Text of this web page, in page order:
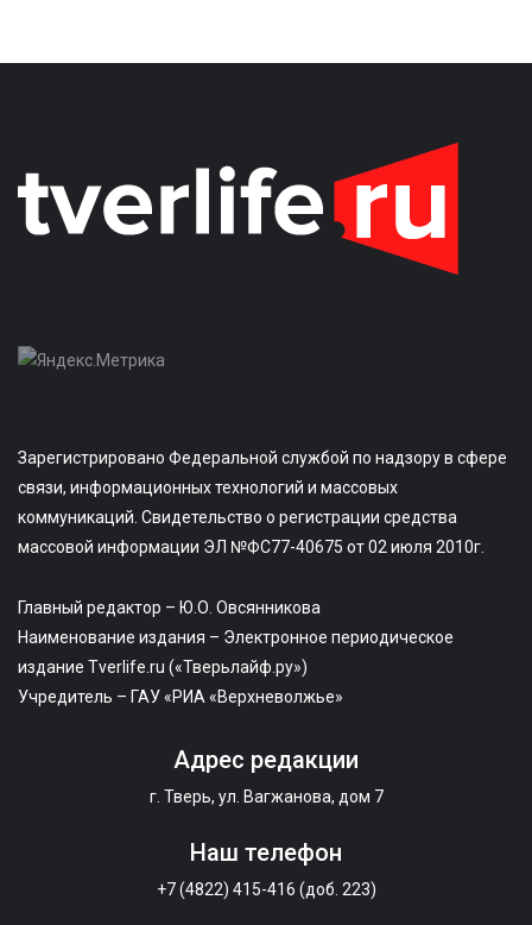
Зарегистрировано Федеральной службой по надзору в сфере
связи, информационных технологий и массовых
коммуникаций. Свидетельство о регистрации средства
массовой информации ЭЛ №ФС77-40675 от 02 июля 2010г.
Главный редактор – Ю.О. Овсянникова
Наименование издания – Электронное периодическое
издание Tverlife.ru («Тверьлайф.ру»)
Учредитель – ГАУ «РИА «Верхневолжье»
Адрес редакции
г. Тверь, ул. Вагжанова, дом 7
Наш телефон
+7 (4822) 415-416 (доб. 223)